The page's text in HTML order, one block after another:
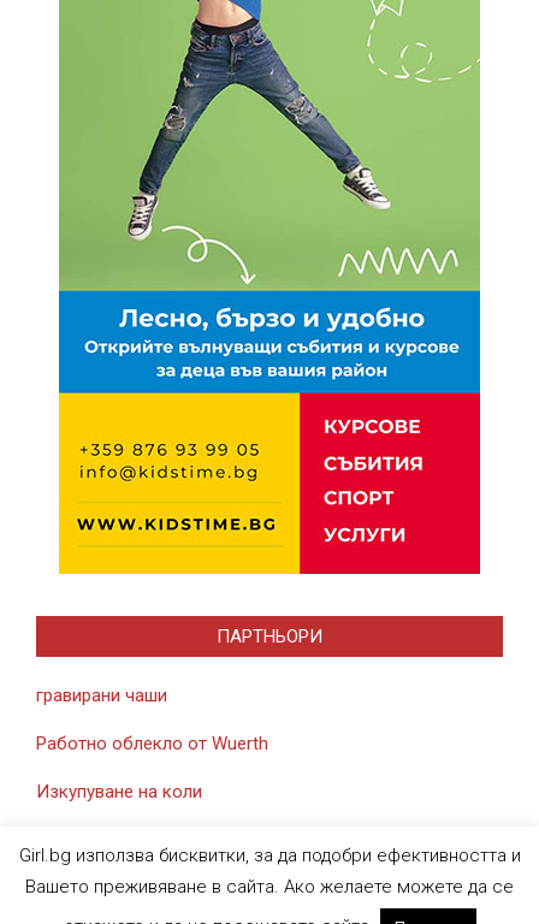
ПАРТНЬОРИ
гравирани чаши
Работно облекло от Wuerth
Изкупуване на коли
Girl.bg използва бисквитки, за да подобри ефективността и
Вашето преживяване в сайта. Ако желаете можете да се